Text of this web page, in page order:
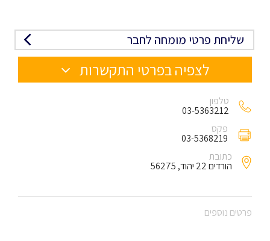
שליחת פרטי מומחה לחבר
לצפיה בפרטי התקשרות
טלפון
03-5363212
פקס
03-5368219
כתובת
הורדים 22 יהוד, 56275
פרטים נוספים